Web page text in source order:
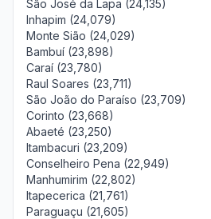
São José da Lapa (24,135)
Inhapim (24,079)
Monte Sião (24,029)
Bambuí (23,898)
Caraí (23,780)
Raul Soares (23,711)
São João do Paraíso (23,709)
Corinto (23,668)
Abaeté (23,250)
Itambacuri (23,209)
Conselheiro Pena (22,949)
Manhumirim (22,802)
Itapecerica (21,761)
Paraguaçu (21,605)